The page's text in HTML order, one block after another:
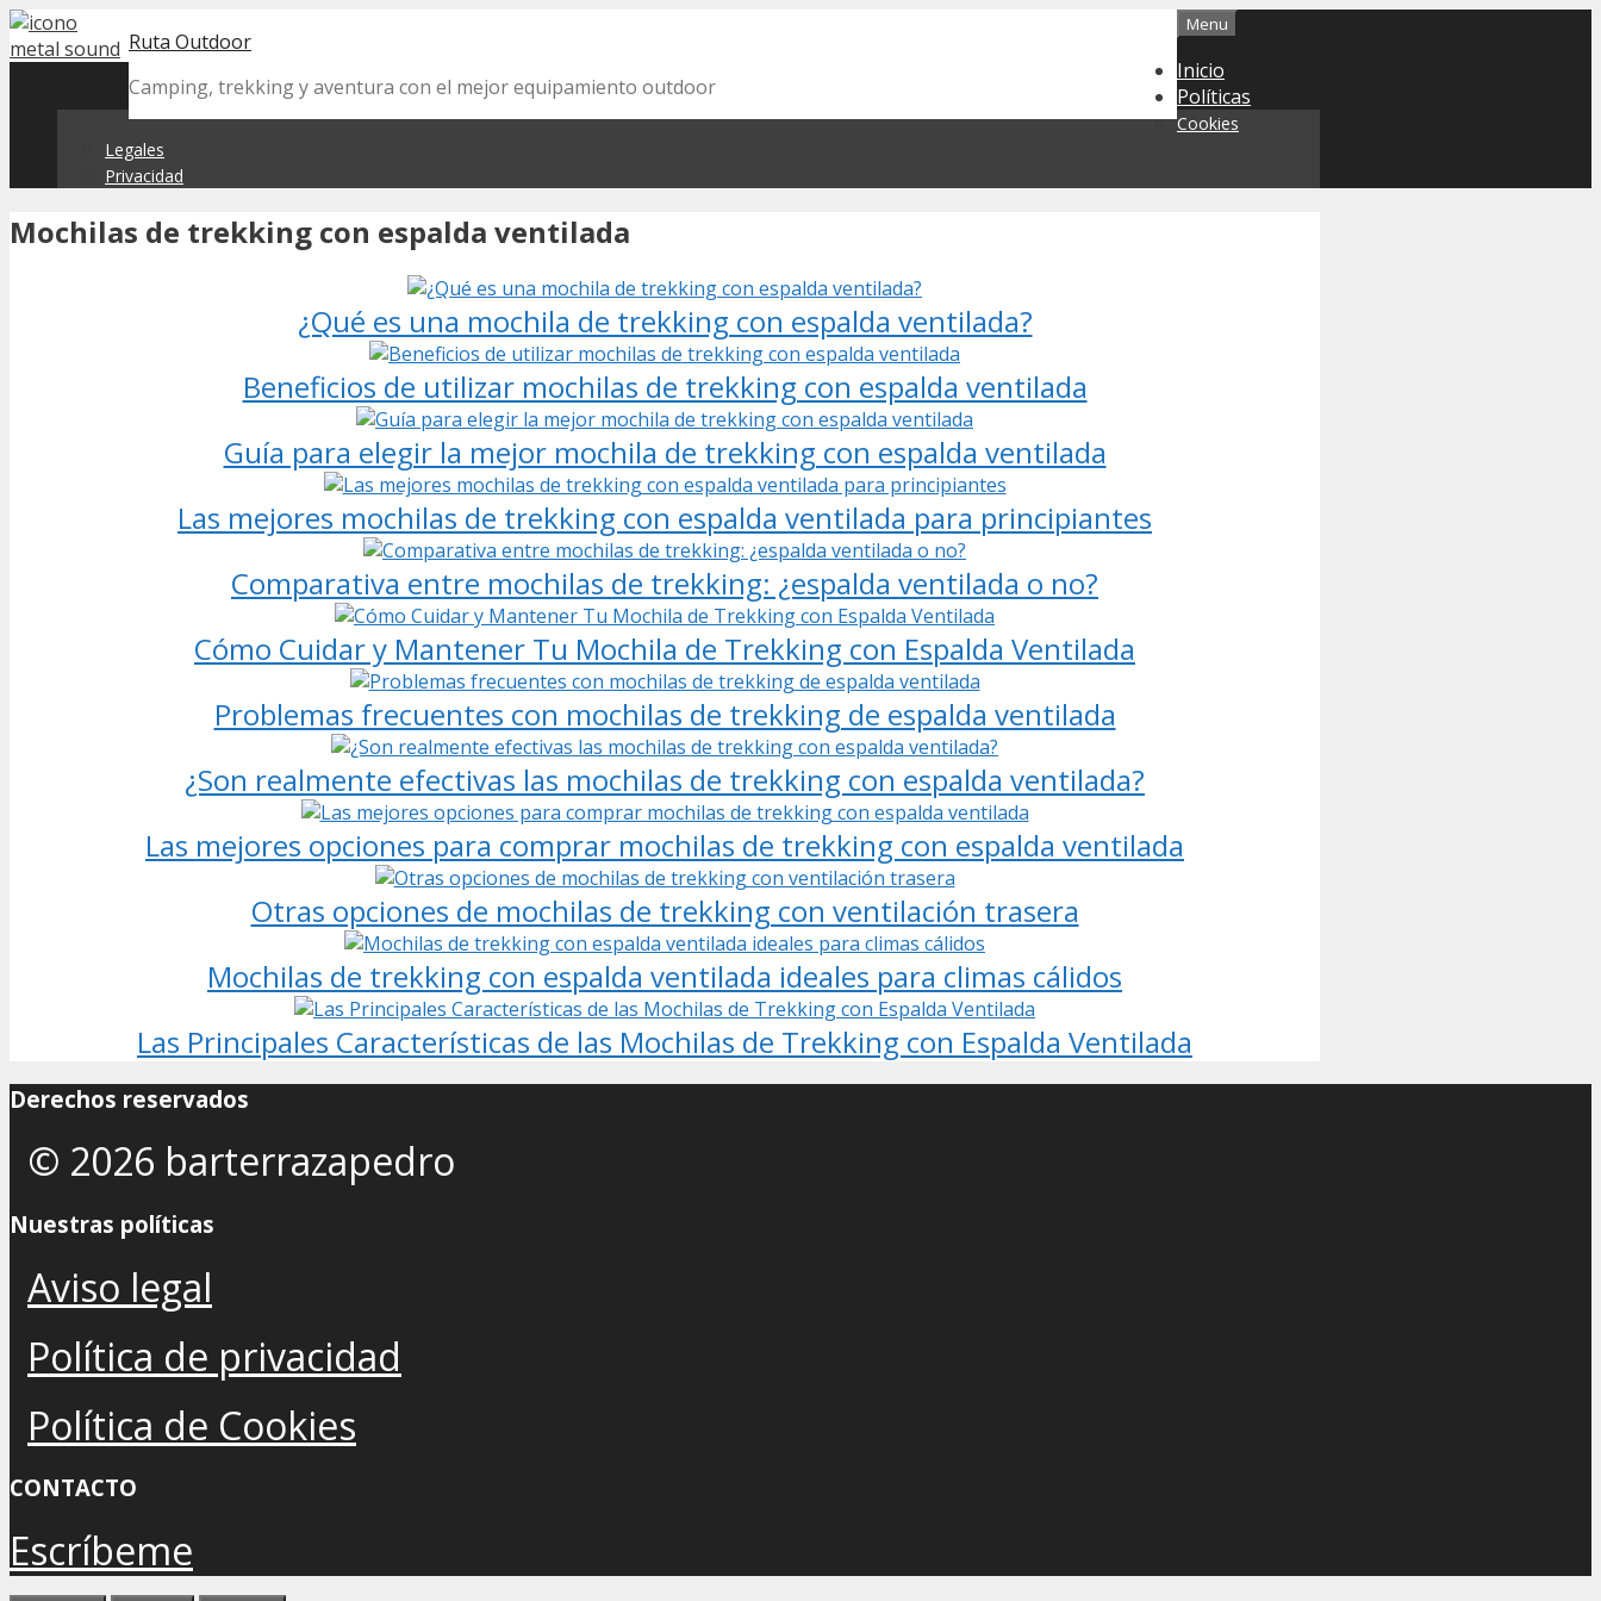
Skip
to
Ruta Outdoor
Camping, trekking y aventura con el mejor equipamiento outdoor
Menu
Inicio
Políticas
Cookies
Legales
Privacidad
Mochilas de trekking con espalda ventilada
¿Qué es una mochila de trekking con espalda ventilada?
Beneficios de utilizar mochilas de trekking con espalda ventilada
Guía para elegir la mejor mochila de trekking con espalda ventilada
Las mejores mochilas de trekking con espalda ventilada para principiantes
Comparativa entre mochilas de trekking: ¿espalda ventilada o no?
Cómo Cuidar y Mantener Tu Mochila de Trekking con Espalda Ventilada
Problemas frecuentes con mochilas de trekking de espalda ventilada
¿Son realmente efectivas las mochilas de trekking con espalda ventilada?
Las mejores opciones para comprar mochilas de trekking con espalda ventilada
Otras opciones de mochilas de trekking con ventilación trasera
Mochilas de trekking con espalda ventilada ideales para climas cálidos
Las Principales Características de las Mochilas de Trekking con Espalda Ventilada
Derechos reservados
© 2026 barterrazapedro
Nuestras políticas
Aviso legal
Política de privacidad
Política de Cookies
CONTACTO
Escríbeme